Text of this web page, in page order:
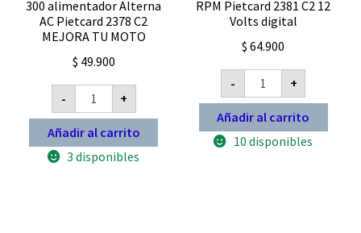
300 alimentador Alterna
AC Pietcard 2378 C2
MEJORA TU MOTO
$ 49.900
-
CDI
competencia
programable
motos
125
a
300
+
Añadir al carrito
3 disponibles
RPM Pietcard 2381 C2 12
Volts digital
$ 64.900
-
CDI
motos
Programable
2
curvas
avance
Con
+
Añadir al carrito
10 disponibles